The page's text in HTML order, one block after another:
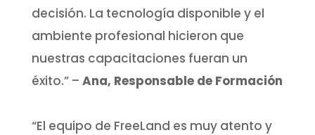
decisión. La tecnología disponible y el
ambiente profesional hicieron que
nuestras capacitaciones fueran un
éxito.” – Ana, Responsable de Formación
“El equipo de FreeLand es muy atento y